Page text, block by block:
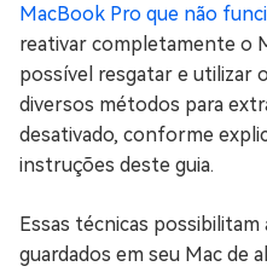
MacBook Pro que não
reativar completamente o
possível resgatar e utilizar
diversos métodos para
desativado, conforme
instruções deste guia.
Essas técnicas possibilitam
guardados em seu Mac de